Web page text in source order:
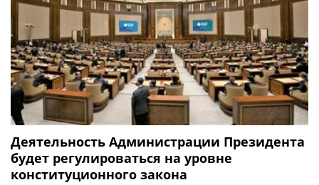
Деятельность Администрации Президента
будет регулироваться на уровне
конституционного закона